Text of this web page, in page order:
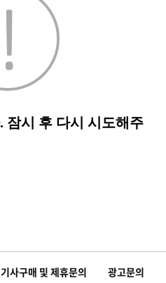
기사구매 및 제휴문의 광고문의